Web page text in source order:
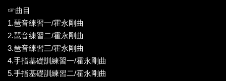
☞曲目
1.琶音練習一/霍永剛曲
2.琶音練習二/霍永剛曲
3.琶音練習三/霍永剛曲
4.手指基礎訓練習一/霍永剛曲
5.手指基礎訓練習二/霍永剛曲